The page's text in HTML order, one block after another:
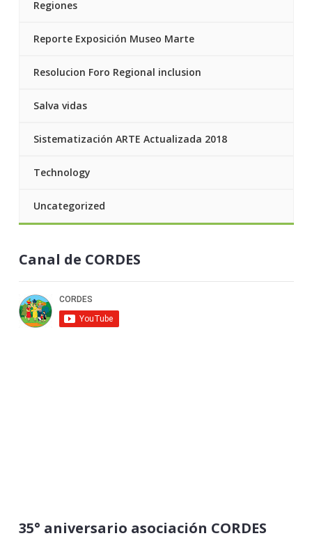
Regiones
Reporte Exposición Museo Marte
Resolucion Foro Regional inclusion
Salva vidas
Sistematización ARTE Actualizada 2018
Technology
Uncategorized
Canal de CORDES
35° aniversario asociación CORDES